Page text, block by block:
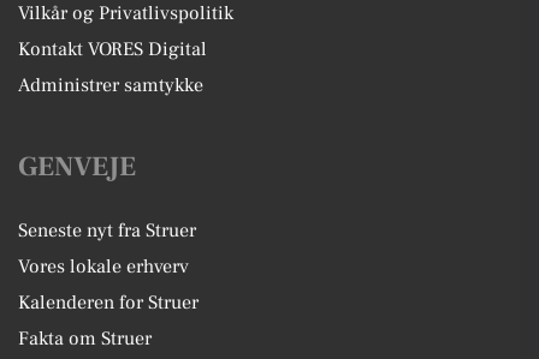
Vilkår og Privatlivspolitik
Kontakt VORES Digital
Administrer samtykke
GENVEJE
Seneste nyt fra Struer
Vores lokale erhverv
Kalenderen for Struer
Fakta om Struer